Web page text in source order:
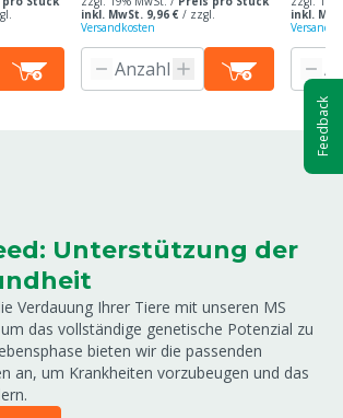
inkl. MwSt. 9,96 € / zzgl.
Versandkosten
inkl.
Unterstützung der
Verdauung Ihrer Tiere mit unseren MS
das vollständige genetische Potenzial zu
bieten wir die passenden
an, um Krankheiten vorzubeugen und das
Feedback